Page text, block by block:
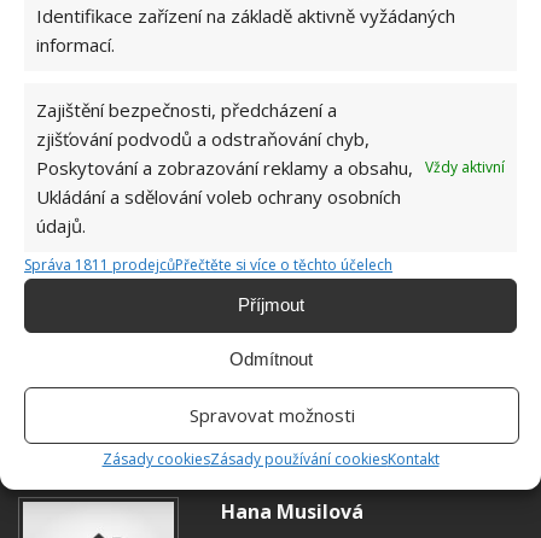
Identifikace zařízení na základě aktivně vyžádaných
informací.
Zajištění bezpečnosti, předcházení a
zjišťování podvodů a odstraňování chyb,
Poskytování a zobrazování reklamy a obsahu,
Ukládání a sdělování voleb ochrany osobních
údajů.
Vždy aktivní
Správa 1811 prodejcůPřečtěte si více o těchto účelech
Příjmout
Odmítnout
Spravovat možnosti
Zásady cookiesZásady používání cookiesKontakt
DOMOV DŮM
Přidejte svůj názor
Hana Musilová